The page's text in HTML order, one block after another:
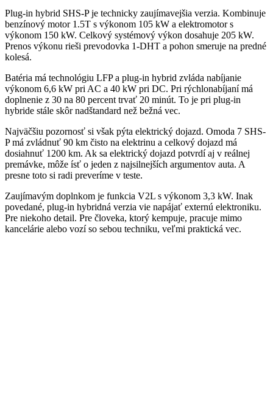
Plug-in hybrid SHS-P je technicky zaujímavejšia verzia. Kombinuje
benzínový motor 1.5T s výkonom 105 kW a elektromotor s
výkonom 150 kW. Celkový systémový výkon dosahuje 205 kW.
Prenos výkonu rieši prevodovka 1-DHT a pohon smeruje na predné
kolesá.
Batéria má technológiu LFP a plug-in hybrid zvláda nabíjanie
výkonom 6,6 kW pri AC a 40 kW pri DC. Pri rýchlonabíjaní má
doplnenie z 30 na 80 percent trvať 20 minút. To je pri plug-in
hybride stále skôr nadštandard než bežná vec.
Najväčšiu pozornosť si však pýta elektrický dojazd. Omoda 7 SHS-
P má zvládnuť 90 km čisto na elektrinu a celkový dojazd má
dosiahnuť 1200 km. Ak sa elektrický dojazd potvrdí aj v reálnej
premávke, môže ísť o jeden z najsilnejších argumentov auta. A
presne toto si radi preveríme v teste.
Zaujímavým doplnkom je funkcia V2L s výkonom 3,3 kW. Inak
povedané, plug-in hybridná verzia vie napájať externú elektroniku.
Pre niekoho detail. Pre človeka, ktorý kempuje, pracuje mimo
kancelárie alebo vozí so sebou techniku, veľmi praktická vec.